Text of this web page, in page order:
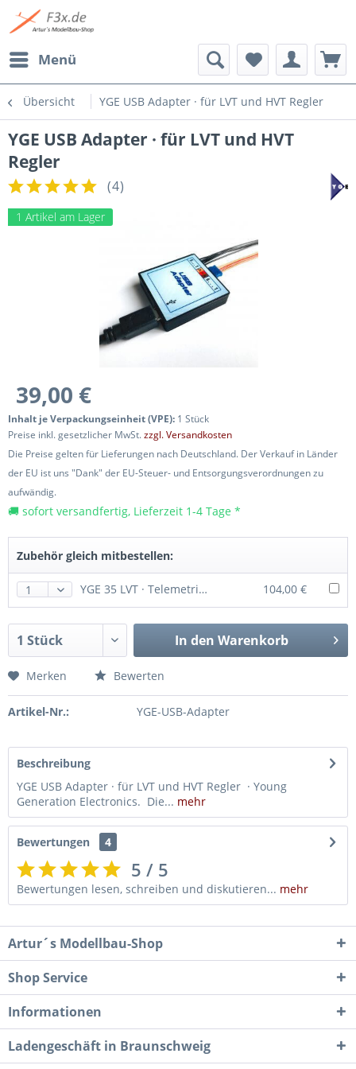
Menü
Übersicht YGE USB Adapter · für LVT und HVT Regler
YGE USB Adapter · für LVT und HVT
Regler
(4)
1 Artikel am Lager
39,00 €
Inhalt je Verpackungseinheit (VPE): 1 Stück
Preise inkl. gesetzlicher MwSt.zzgl. Versandkosten
Die Preise gelten für Lieferungen nach Deutschland. Der Verkauf in Länder
der EU ist uns "Dank" der EU-Steuer- und Entsorgungsverordnungen zu
aufwändig.
🚚 sofort versandfertig, Lieferzeit 1-4 Tage *
Zubehör gleich mitbestellen:
YGE 35 LVT · Telemetrie Brushless Regler von YGE 104,00 €
In den Warenkorb
Merken Bewerten
Artikel-Nr.: YGE-USB-Adapter
Beschreibung
YGE USB Adapter · für LVT und HVT Regler · Young
Generation Electronics. Die... mehr
Bewertungen 4
5 / 5
Bewertungen lesen, schreiben und diskutieren... mehr
Artur´s Modellbau-Shop
Shop Service
Informationen
Ladengeschäft in Braunschweig